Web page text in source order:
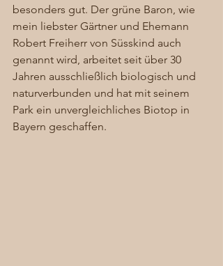
besonders gut. Der grüne Baron, wie
mein liebster Gärtner und Ehemann
Robert Freiherr von Süsskind auch
genannt wird, arbeitet seit über 30
Jahren ausschließlich biologisch und
naturverbunden und hat mit seinem
Park ein unvergleichliches Biotop in
Bayern geschaffen.